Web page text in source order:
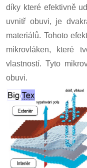
díky které efektivně
uvnitř obuvi, je
materiálů. Tohoto
mikrovláken, které
vlastností. Tyto
obuvi.